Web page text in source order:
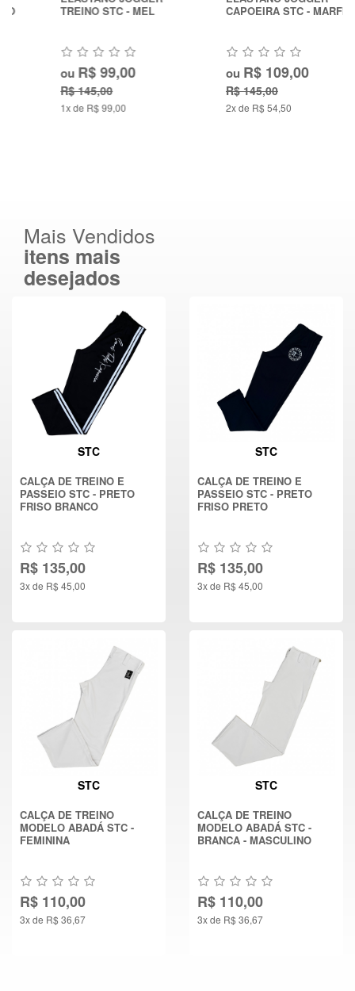
TREINO STC - MEL
R$ 99,00
R$ 145,00
1x de R$ 99,00
CAPOEIRA STC - MARFIM
R$ 109,00
R$ 145,00
2x de R$ 54,50
Mais Vendidos
itens mais
desejados
STC
CALÇA DE TREINO E
PASSEIO STC - PRETO
FRISO BRANCO
R$ 135,00
3x de R$ 45,00
STC
CALÇA DE TREINO E
PASSEIO STC - PRETO
FRISO PRETO
R$ 135,00
3x de R$ 45,00
STC
CALÇA DE TREINO
MODELO ABADÁ STC -
FEMININA
R$ 110,00
3x de R$ 36,67
STC
CALÇA DE TREINO
MODELO ABADÁ STC -
BRANCA - MASCULINO
R$ 110,00
3x de R$ 36,67